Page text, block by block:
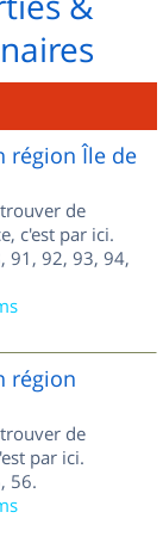
région Île de
de
c'est par ici.
91, 92, 93, 94,
région
de
par ici.
56.